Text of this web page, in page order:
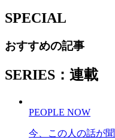
SPECIAL
おすすめの記事
SERIES：連載
PEOPLE NOW
今、この人の話が